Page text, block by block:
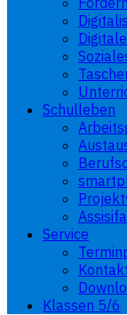
Schulleben
Service
Klassen 5/6